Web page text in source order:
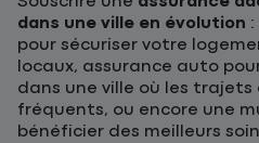
dans une ville en évolution
pour sécuriser votre
locaux, assurance auto
dans une ville où les trajets
fréquents, ou encore une
bénéficier des meilleurs